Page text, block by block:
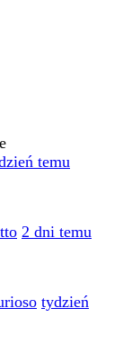
temu
2 dni temu
tydzień